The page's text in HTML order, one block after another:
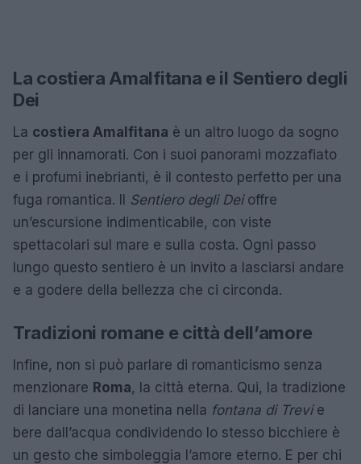
La costiera Amalfitana e il Sentiero degli
Dei
La costiera Amalfitana è un altro luogo da sogno
per gli innamorati. Con i suoi panorami mozzafiato
e i profumi inebrianti, è il contesto perfetto per una
fuga romantica. Il Sentiero degli Deioffre
un’escursione indimenticabile, con viste
spettacolari sul mare e sulla costa. Ogni passo
lungo questo sentiero è un invito a lasciarsi andare
e a godere della bellezza che ci circonda.
Tradizioni romane e città dell’amore
Infine, non si può parlare di romanticismo senza
menzionare Roma, la città eterna. Qui, la tradizione
di lanciare una monetina nella fontana di Trevie
bere dall’acqua condividendo lo stesso bicchiere è
un gesto che simboleggia l’amore eterno. E per chi